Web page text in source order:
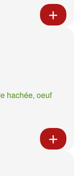
hachée, oeuf